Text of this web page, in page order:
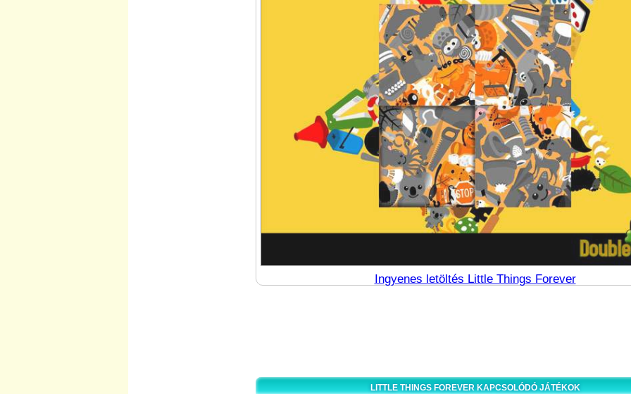
Ingyenes letöltés Little Things Forever
LITTLE THINGS FOREVER KAPCSOLÓDÓ JÁTÉKOK